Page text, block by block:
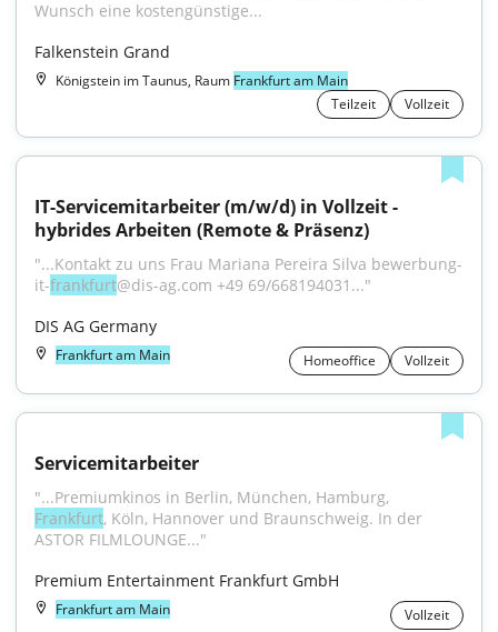
Wunsch eine kostengünstige...
Falkenstein Grand
Königstein im Taunus, Raum Frankfurt am Main
Teilzeit
Vollzeit
IT-Servicemitarbeiter (m/w/d) in Vollzeit -
hybrides Arbeiten (Remote & Präsenz)
"...Kontakt zu uns Frau Mariana Pereira Silva bewerbung-
it-frankfurt@dis-ag.com +49 69/668194031..."
DIS AG Germany
Frankfurt am Main Homeoffice Vollzeit
Servicemitarbeiter
Frankfurt, Köln, Hannover und Braunschweig. In der
ASTOR FILMLOUNGE..."
Premium Entertainment Frankfurt GmbH
Frankfurt am Main Vollzeit